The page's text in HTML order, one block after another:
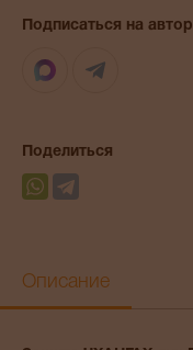
Подписаться на
Max
Поделиться
Описание